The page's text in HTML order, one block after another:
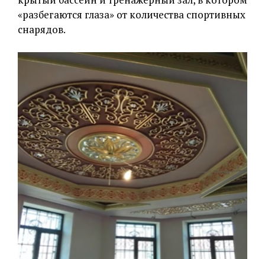
«разбегаются глаза» от количества спортивных
снарядов.